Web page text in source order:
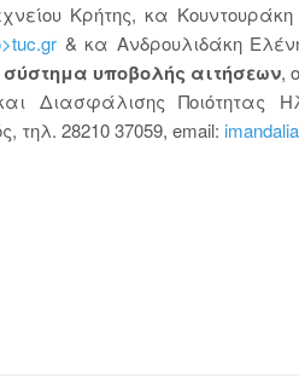
Κρήτης, κα
& κα Ανδρουλιδάκη
σύστημα υποβολής αιτήσεων,
Διασφάλισης Ποιότητας
τηλ. 28210 37059, email: